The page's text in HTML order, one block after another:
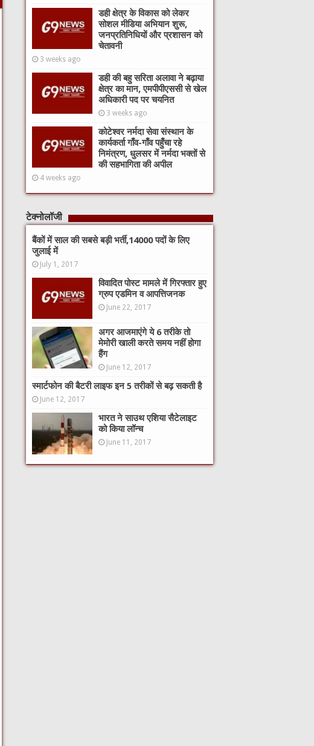
डही क्षेत्र के विकास को लेकर
सोशल मीडिया अभियान शुरू,
जनप्रतिनिधियों और प्रशासन को
चेतावनी
3 weeks ago
डही की बहु सरिता अलावा ने बढ़ाया
क्षेत्र का मान, एमपीपीएससी से खेल
अधिकारी पद पर चयनित
3 weeks ago
कोटेश्वर नर्मदा सेवा संस्थान के
कार्यकर्ता गाँव-गाँव पहुँचा रहे
निमंत्रण, धुलसर में नर्मदा भक्तों से
की सहभागिता की अपील
4 weeks ago
टेक्नोलॉजी
बैंकों में साल की सबसे बड़ी भर्ती,14000 पदों के लिए
जुलाई में
July 1, 2017
विवादित पोस्ट मामले में गिरफ्तार हुए
ग्रुप एडमिन व आपत्तिजनक
June 22, 2017
अगर आजमाएंगे ये 6 तरीके तो
मेमोरी खाली करते समय नहीं होगा
हैंग
June 12, 2017
स्मार्टफोन की बैटरी लाइफ इन 5 तरीकों से बढ़ सकती है
June 12, 2017
भारत ने साउथ एशिया सैटेलाइट
को किया लॉन्च
June 11, 2017